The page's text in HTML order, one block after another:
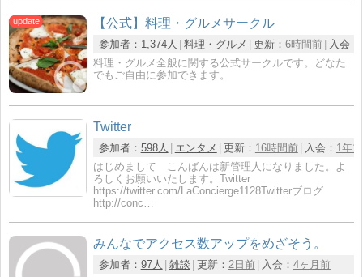
【公式】料理・グルメサークル
参加者： 1,374人 料理・グルメ 更新： 6時間前 入会：
料理・グルメ全般に関する公式サークルです。どなた
でもご自由に参加できます。
Twitter
参加者： 598人 エンタメ 更新： 16時間前 入会： 1年
はじめまして こんばんは新管理人になりました。よ
ろしくお願いいたします。Twitter
https://twitter.com/LaConcierge1128Twitterブログ
http://conc…
みんなでアクセス数アップをめざそう。
参加者： 97人 雑談 更新： 2日前 入会： 4ヶ月前